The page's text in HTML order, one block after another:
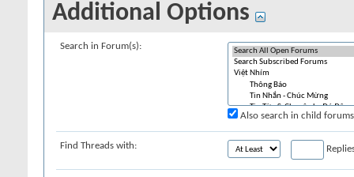
Additional Options
Search in Forum(s):
Also search in child forums
Find Threads with: